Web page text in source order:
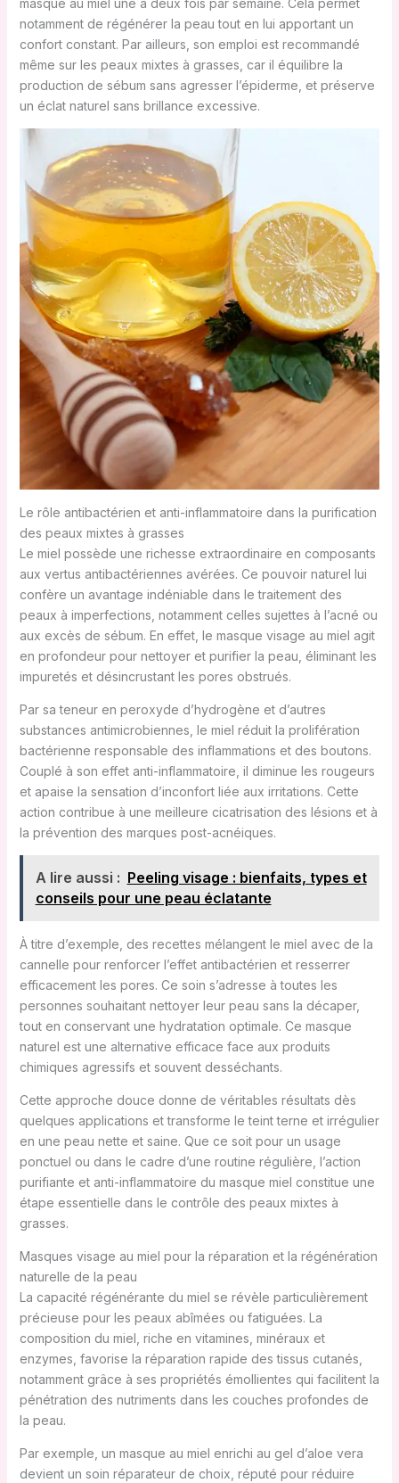
notamment de régénérer la peau tout en lui apportant un
confort constant. Par ailleurs, son emploi est recommandé
même sur les peaux mixtes à grasses, car il équilibre la
production de sébum sans agresser l’épiderme, et préserve
un éclat naturel sans brillance excessive.
Le rôle antibactérien et anti-inflammatoire dans la purification
des peaux mixtes à grasses
Le miel possède une richesse extraordinaire en composants
aux vertus antibactériennes avérées. Ce pouvoir naturel lui
confère un avantage indéniable dans le traitement des
peaux à imperfections, notamment celles sujettes à l’acné ou
aux excès de sébum. En effet, le masque visage au miel agit
en profondeur pour nettoyer et purifier la peau, éliminant les
impuretés et désincrustant les pores obstrués.
Par sa teneur en peroxyde d’hydrogène et d’autres
substances antimicrobiennes, le miel réduit la prolifération
bactérienne responsable des inflammations et des boutons.
Couplé à son effet anti-inflammatoire, il diminue les rougeurs
et apaise la sensation d’inconfort liée aux irritations. Cette
action contribue à une meilleure cicatrisation des lésions et à
la prévention des marques post-acnéiques.
A lire aussi : Peeling visage : bienfaits, types et
conseils pour une peau éclatante
À titre d’exemple, des recettes mélangent le miel avec de la
cannelle pour renforcer l’effet antibactérien et resserrer
efficacement les pores. Ce soin s’adresse à toutes les
personnes souhaitant nettoyer leur peau sans la décaper,
tout en conservant une hydratation optimale. Ce masque
naturel est une alternative efficace face aux produits
chimiques agressifs et souvent desséchants.
Cette approche douce donne de véritables résultats dès
quelques applications et transforme le teint terne et irrégulier
en une peau nette et saine. Que ce soit pour un usage
ponctuel ou dans le cadre d’une routine régulière, l’action
purifiante et anti-inflammatoire du masque miel constitue une
étape essentielle dans le contrôle des peaux mixtes à
grasses.
Masques visage au miel pour la réparation et la régénération
naturelle de la peau
La capacité régénérante du miel se révèle particulièrement
précieuse pour les peaux abîmées ou fatiguées. La
composition du miel, riche en vitamines, minéraux et
enzymes, favorise la réparation rapide des tissus cutanés,
notamment grâce à ses propriétés émollientes qui facilitent la
pénétration des nutriments dans les couches profondes de
la peau.
Par exemple, un masque au miel enrichi au gel d’aloe vera
devient un soin réparateur de choix, réputé pour réduire